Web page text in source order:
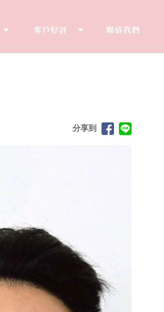
客戶好評
聯絡我們
分享到